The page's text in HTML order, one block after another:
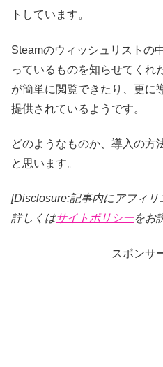
トしています。
Steamのウィッシュリストの
っているものを知らせてくれ
が簡単に閲覧できたり、更に
提供されているようです。
どのようなものか、導入の方
と思います。
[Disclosure:記事内にアフィリ
詳しくはサイトポリシーをお
スポンサ